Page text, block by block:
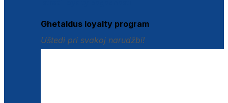
Ghetaldus loyalty program
Uštedi pri svakoj narudžbi!